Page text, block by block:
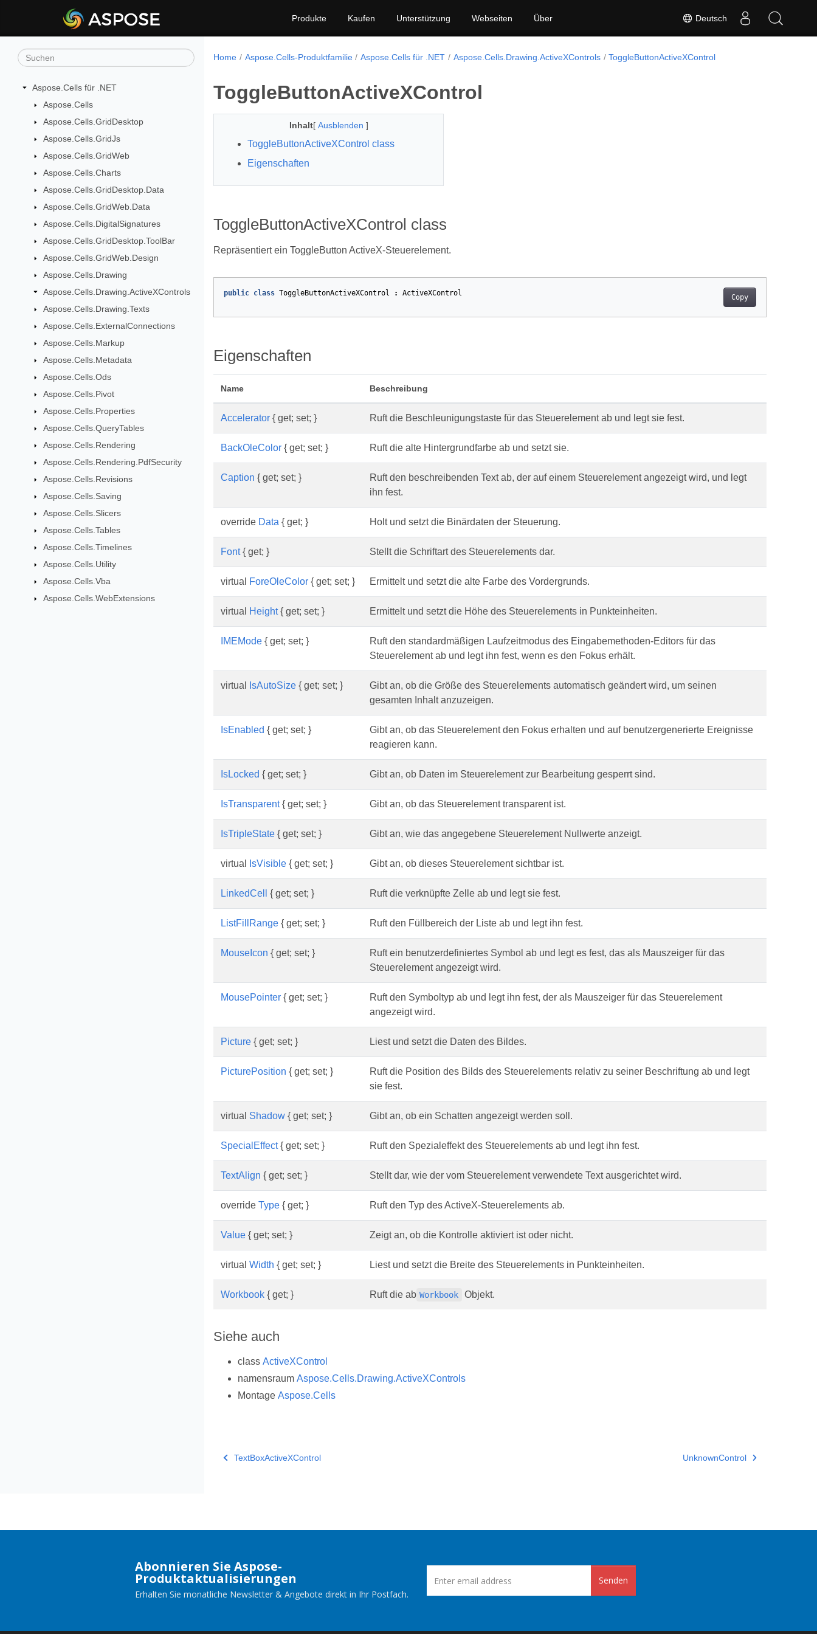
Deutsch
Produkte Kaufen Unterstützung Webseiten Über
Aspose.Cells für .NET
Aspose.Cells
Aspose.Cells.GridDesktop
Aspose.Cells.GridJs
Aspose.Cells.GridWeb
Aspose.Cells.Charts
Aspose.Cells.GridDesktop.Data
Aspose.Cells.GridWeb.Data
Aspose.Cells.DigitalSignatures
Aspose.Cells.GridDesktop.ToolBar
Aspose.Cells.GridWeb.Design
Aspose.Cells.Drawing
Aspose.Cells.Drawing.ActiveXControls
Aspose.Cells.Drawing.Texts
Aspose.Cells.ExternalConnections
Aspose.Cells.Markup
Aspose.Cells.Metadata
Aspose.Cells.Ods
Aspose.Cells.Pivot
Aspose.Cells.Properties
Aspose.Cells.QueryTables
Aspose.Cells.Rendering
Aspose.Cells.Rendering.PdfSecurity
Aspose.Cells.Revisions
Aspose.Cells.Saving
Aspose.Cells.Slicers
Aspose.Cells.Tables
Aspose.Cells.Timelines
Aspose.Cells.Utility
Aspose.Cells.Vba
Aspose.Cells.WebExtensions
Home Aspose.Cells-Produktfamilie Aspose.Cells für .NET Aspose.Cells.Drawing.ActiveXControls ToggleButtonActiveXControl
ToggleButtonActiveXControl
Inhalt[ Ausblenden ]
ToggleButtonActiveXControl class
Eigenschaften
ToggleButtonActiveXControl class
Repräsentiert ein ToggleButton ActiveX-Steuerelement.
Copy
public class ToggleButtonActiveXControl : ActiveXControl
Eigenschaften
Name Beschreibung
Accelerator { get; set; } Ruft die Beschleunigungstaste für das Steuerelement ab und legt sie fest.
BackOleColor { get; set; } Ruft die alte Hintergrundfarbe ab und setzt sie.
Caption { get; set; }
Ruft den beschreibenden Text ab, der auf einem Steuerelement angezeigt wird, und legt
ihn fest.
override Data { get; } Holt und setzt die Binärdaten der Steuerung.
Font{ get; } Stellt die Schriftart des Steuerelements dar.
virtual ForeOleColor { get; set; } Ermittelt und setzt die alte Farbe des Vordergrunds.
virtual Height{ get; set; } Ermittelt und setzt die Höhe des Steuerelements in Punkteinheiten.
IMEMode { get; set; }
Ruft den standardmäßigen Laufzeitmodus des Eingabemethoden-Editors für das
Steuerelement ab und legt ihn fest, wenn es den Fokus erhält.
virtual IsAutoSize { get; set; }
Gibt an, ob die Größe des Steuerelements automatisch geändert wird, um seinen
gesamten Inhalt anzuzeigen.
IsEnabled { get; set; }
Gibt an, ob das Steuerelement den Fokus erhalten und auf benutzergenerierte Ereignisse
reagieren kann.
IsLocked { get; set; } Gibt an, ob Daten im Steuerelement zur Bearbeitung gesperrt sind.
IsTransparent{ get; set; } Gibt an, ob das Steuerelement transparent ist.
IsTripleState { get; set; } Gibt an, wie das angegebene Steuerelement Nullwerte anzeigt.
virtual IsVisible { get; set; } Gibt an, ob dieses Steuerelement sichtbar ist.
LinkedCell { get; set; } Ruft die verknüpfte Zelle ab und legt sie fest.
ListFillRange { get; set; } Ruft den Füllbereich der Liste ab und legt ihn fest.
MouseIcon { get; set; }
Ruft ein benutzerdefiniertes Symbol ab und legt es fest, das als Mauszeiger für das
Steuerelement angezeigt wird.
MousePointer { get; set; }
Ruft den Symboltyp ab und legt ihn fest, der als Mauszeiger für das Steuerelement
angezeigt wird.
Picture { get; set; } Liest und setzt die Daten des Bildes.
PicturePosition { get; set; }
Ruft die Position des Bilds des Steuerelements relativ zu seiner Beschriftung ab und legt
sie fest.
virtual Shadow { get; set; } Gibt an, ob ein Schatten angezeigt werden soll.
SpecialEffect{ get; set; } Ruft den Spezialeffekt des Steuerelements ab und legt ihn fest.
TextAlign { get; set; } Stellt dar, wie der vom Steuerelement verwendete Text ausgerichtet wird.
override Type { get; } Ruft den Typ des ActiveX-Steuerelements ab.
Value { get; set; } Zeigt an, ob die Kontrolle aktiviert ist oder nicht.
virtual Width { get; set; } Liest und setzt die Breite des Steuerelements in Punkteinheiten.
Workbook { get; } Ruft die ab Workbook Objekt.
Siehe auch
class ActiveXControl
namensraum Aspose.Cells.Drawing.ActiveXControls
Montage Aspose.Cells
TextBoxActiveXControl UnknownControl
Abonnieren Sie Aspose-
Produktaktualisierungen
Erhalten Sie monatliche Newsletter & Angebote direkt in Ihr Postfach.
Senden